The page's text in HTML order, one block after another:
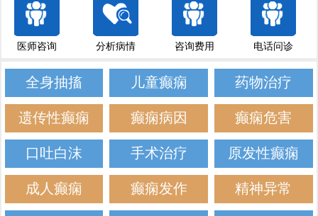
医师咨询 分析病情 咨询费用 电话问诊
全身抽搐 儿童癫痫 药物治疗
遗传性癫痫 癫痫病因 癫痫危害
口吐白沫 手术治疗 原发性癫痫
成人癫痫 癫痫发作 精神异常